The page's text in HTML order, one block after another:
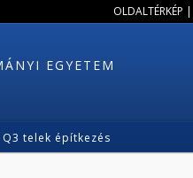
OLDALTÉRKÉP |
EGYETEM
Q3 telek építkezés